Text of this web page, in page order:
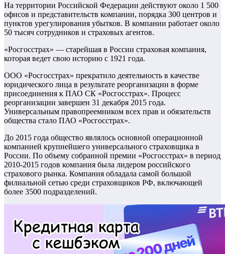
На территории Российской Федерации действуют около 1 500
офисов и представительств компании, порядка 300 центров и
пунктов урегулирования убытков. В компании работает около
50 тысяч сотрудников и страховых агентов.
«Росгосстрах» — старейшая в России страховая компания,
которая ведет свою историю с 1921 года.
ООО «Росгосстрах» прекратило деятельность в качестве
юридического лица в результате реорганизации в форме
присоединения к ПАО СК «Росгосстрах». Процесс
реорганизации завершен 31 декабря 2015 года.
Универсальным правопреемником всех прав и обязательств
общества стало ПАО «Росгосстрах».
До 2015 года общество являлось основной операционной
компанией крупнейшего универсального страховщика в
России. По объему собранной премии «Росгосстрах» в период
2010-2015 годов компания была лидером российского
страхового рынка. Компания обладала самой большой
филиальной сетью среди страховщиков РФ, включающей
более 3500 подразделений.